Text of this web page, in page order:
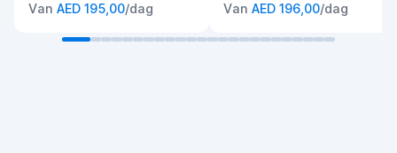
Van AED 195,00/dag Van AED 196,00/dag